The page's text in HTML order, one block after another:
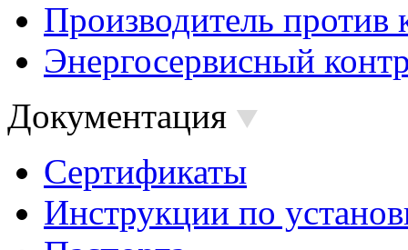
Производитель против
Энергосервисный
Документация
Сертификаты
Инструкции по